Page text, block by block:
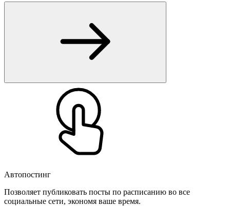
Автопостинг
Позволяет публиковать посты по расписанию во все
социальные сети, экономя ваше время.